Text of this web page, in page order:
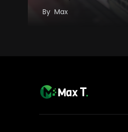
By Max